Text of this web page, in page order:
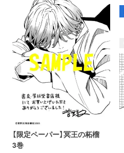
【限定ペーパー】冥王の柘榴
3巻